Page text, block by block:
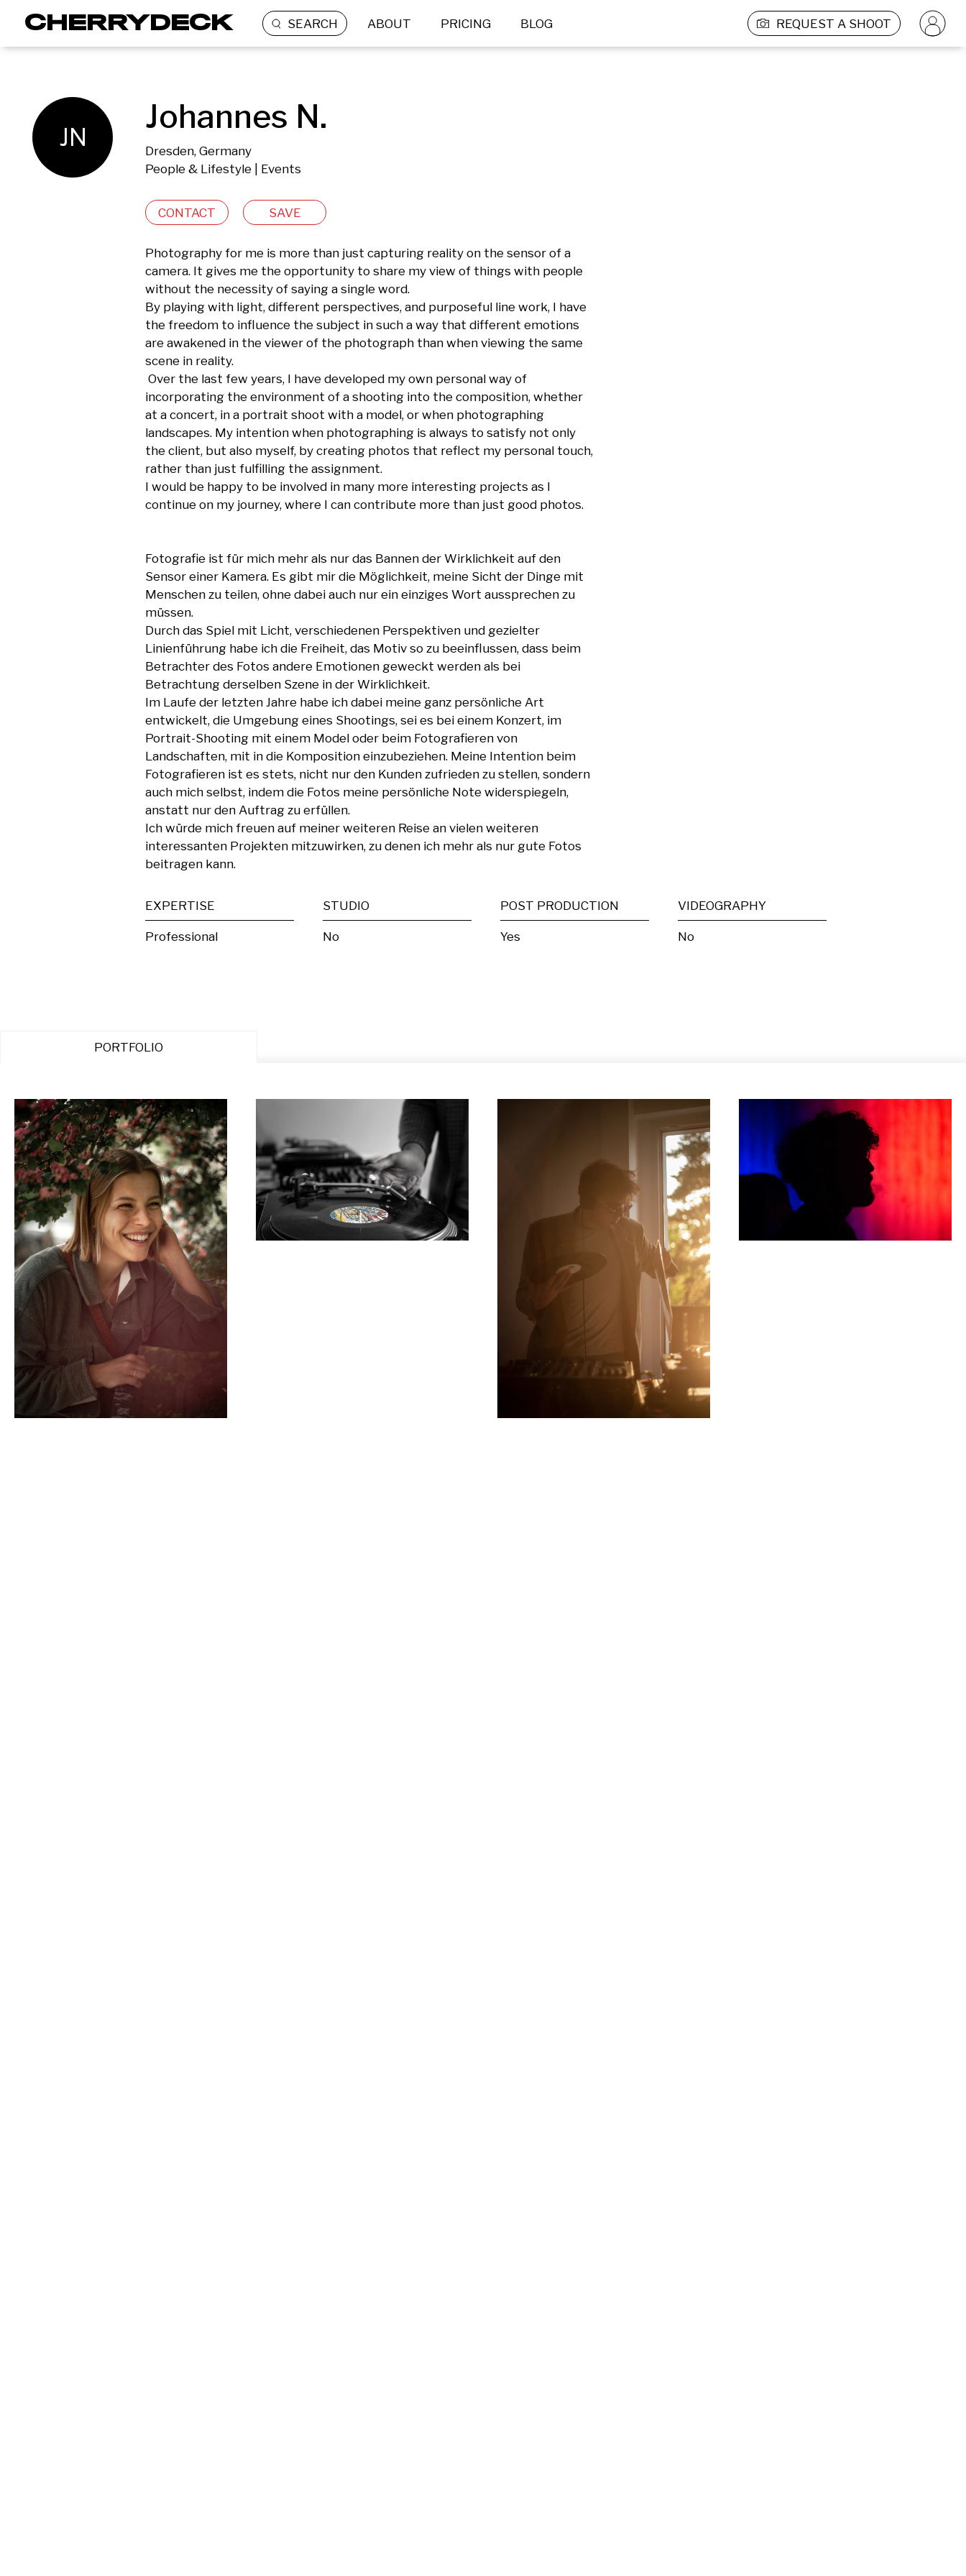
SEARCH ABOUT PRICING BLOG REQUEST A SHOOT
JN
Johannes N.
Dresden, Germany
People & Lifestyle | Events
CONTACT SAVE
Photography for me is more than just capturing reality on the sensor of a
camera. It gives me the opportunity to share my view of things with people
without the necessity of saying a single word.
By playing with light, different perspectives, and purposeful line work, I have
the freedom to influence the subject in such a way that different emotions
are awakened in the viewer of the photograph than when viewing the same
scene in reality.
incorporating the environment of a shooting into the composition, whether
at a concert, in a portrait shoot with a model, or when photographing
landscapes. My intention when photographing is always to satisfy not only
the client, but also myself, by creating photos that reflect my personal touch,
rather than just fulfilling the assignment.
I would be happy to be involved in many more interesting projects as I
continue on my journey, where I can contribute more than just good photos.
Fotografie ist für mich mehr als nur das Bannen der Wirklichkeit auf den
Sensor einer Kamera. Es gibt mir die Möglichkeit, meine Sicht der Dinge mit
Menschen zu teilen, ohne dabei auch nur ein einziges Wort aussprechen zu
müssen.
Durch das Spiel mit Licht, verschiedenen Perspektiven und gezielter
Linienführung habe ich die Freiheit, das Motiv so zu beeinflussen, dass beim
Betrachter des Fotos andere Emotionen geweckt werden als bei
Betrachtung derselben Szene in der Wirklichkeit.
Im Laufe der letzten Jahre habe ich dabei meine ganz persönliche Art
entwickelt, die Umgebung eines Shootings, sei es bei einem Konzert, im
Portrait-Shooting mit einem Model oder beim Fotografieren von
Landschaften, mit in die Komposition einzubeziehen. Meine Intention beim
Fotografieren ist es stets, nicht nur den Kunden zufrieden zu stellen, sondern
auch mich selbst, indem die Fotos meine persönliche Note widerspiegeln,
anstatt nur den Auftrag zu erfüllen.
Ich würde mich freuen auf meiner weiteren Reise an vielen weiteren
interessanten Projekten mitzuwirken, zu denen ich mehr als nur gute Fotos
beitragen kann.
EXPERTISE
Professional
STUDIO
No
POST PRODUCTION
Yes
VIDEOGRAPHY
No
PORTFOLIO